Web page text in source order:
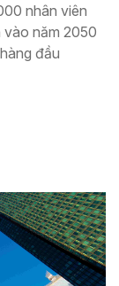
nhân viên
vào năm 2050
đầu